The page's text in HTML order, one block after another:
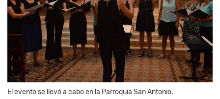
El evento se llevó a cabo en la Parroquia San Antonio.